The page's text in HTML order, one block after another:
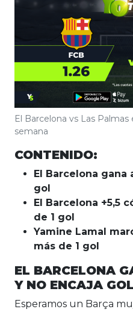
El Barcelona vs Las
semana
CONTENIDO:
El Barcelona gana
gol
El Barcelona +5,5
de 1 gol
Yamine Lamal
más de 1 gol
EL BARCELONA
Y NO ENCAJA
Esperamos un Barça